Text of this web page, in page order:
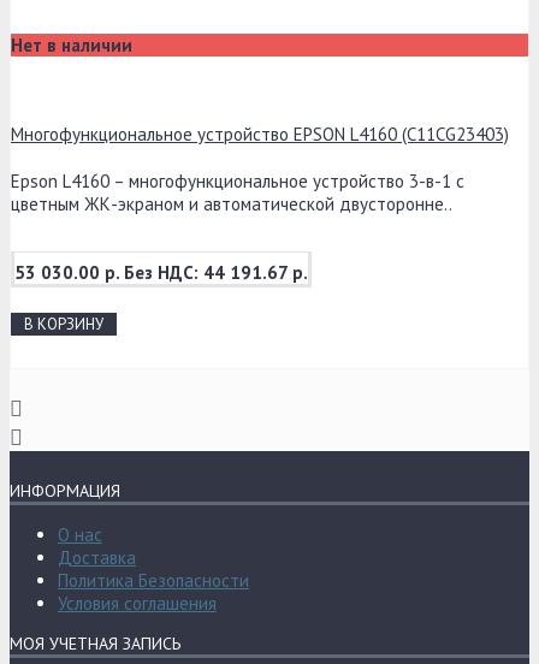
Нет в наличии
Многофункциональное устройство EPSON L4160 (C11CG23403)
Epson L4160 – многофункциональное устройство 3-в-1 с
цветным ЖК-экраном и автоматической двусторонне..
53 030.00 р. Без НДС: 44 191.67 р.
В КОРЗИНУ
ИНФОРМАЦИЯ
О нас
Доставка
Политика Безопасности
Условия соглашения
МОЯ УЧЕТНАЯ ЗАПИСЬ